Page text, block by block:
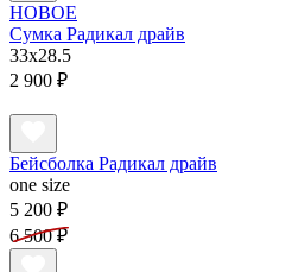
НОВОЕ
Сумка Радикал драйв
33х28.5
2 900 ₽
Бейсболка Радикал драйв
one size
5 200 ₽
6 500 ₽